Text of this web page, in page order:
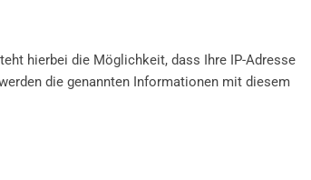
hierbei die Möglichkeit, dass Ihre IP-Adresse
die genannten Informationen mit diesem